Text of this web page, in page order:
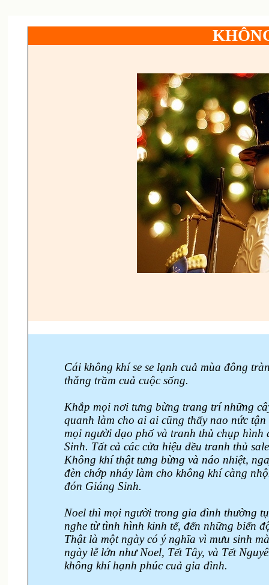
Cái không khí se se lạnh cuả mùa đông
thăng trầm cuả cuộc sống.
Khắp mọi nơi tưng bừng trang trí những
quanh làm cho ai ai cũng thấy nao nức
mọi người dạo phố và tranh thủ chụp
Sinh. Tất cả các cửa hiệu đều tranh thủ
Không khí thật tưng bừng và náo nhiệt,
đèn chớp nháy làm cho không khí càng
đón Giáng Sinh.
Noel thì mọi người trong gia đình thường
nghe từ tình hình kinh tế, đến những biến
Thật là một ngày có ý nghĩa vì mưu sinh
ngày lễ lớn như Noel, Tết Tây, và Tết
không khí hạnh phúc cuả gia đình.